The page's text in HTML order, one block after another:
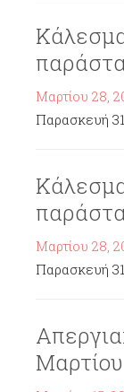
Μαρτίου 28,
Παρασκευή
Μαρτίου 28,
Παρασκευή